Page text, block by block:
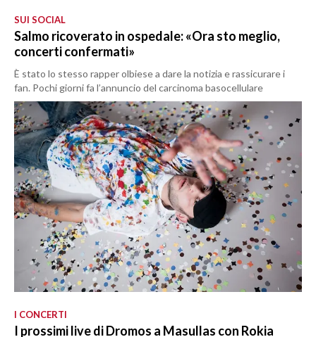
SUI SOCIAL
Salmo ricoverato in ospedale: «Ora sto meglio,
concerti confermati»
È stato lo stesso rapper olbiese a dare la notizia e rassicurare i
fan. Pochi giorni fa l’annuncio del carcinoma basocellulare
I CONCERTI
I prossimi live di Dromos a Masullas con Rokia